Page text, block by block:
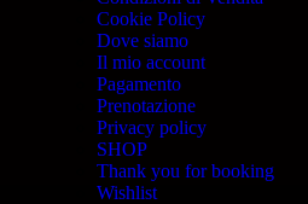
Cookie Policy
Dove siamo
Il mio account
Pagamento
Prenotazione
Privacy policy
SHOP
Thank you for booking
Wishlist